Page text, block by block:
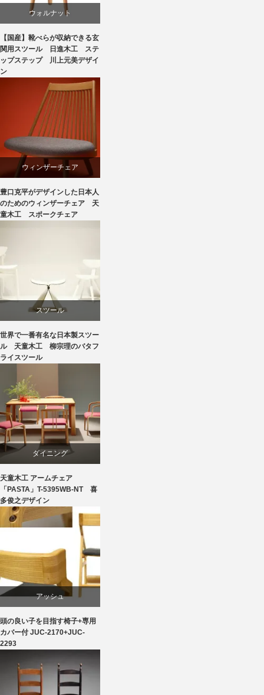
ウォルナット
スツール
国産
椅子
【国産】靴べらが収納できる玄
関用スツール 日進木工 ステ
ップステップ 川上元美デザイ
ン
ウィンザーチェア
デザイナーズ
国産
天童木工
成形合板
椅子
豊口克平
豊口克平がデザインした日本人
のためのウィンザーチェア 天
童木工 スポークチェア
スツール
ダイニング
天童木工
成形合板
椅子
世界で一番有名な日本製スツー
ル 天童木工 柳宗理のバタフ
ライスツール
ダイニング
ビーチ
国産
天童木工
椅子
天童木工 アームチェア
「PASTA」T-5395WB-NT 喜
多俊之デザイン
アッシュ
ダイニング
ライフスタイル
頭の良い子を目指す椅子+専用
カバー付 JUC-2170+JUC-
2293